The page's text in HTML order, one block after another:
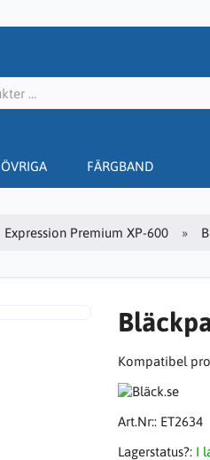
ÖVRIGA FÄRGBAND
Expression Premium XP-600
Kompatibel
Art.Nr:: ET2634
Lagerstatus?: I